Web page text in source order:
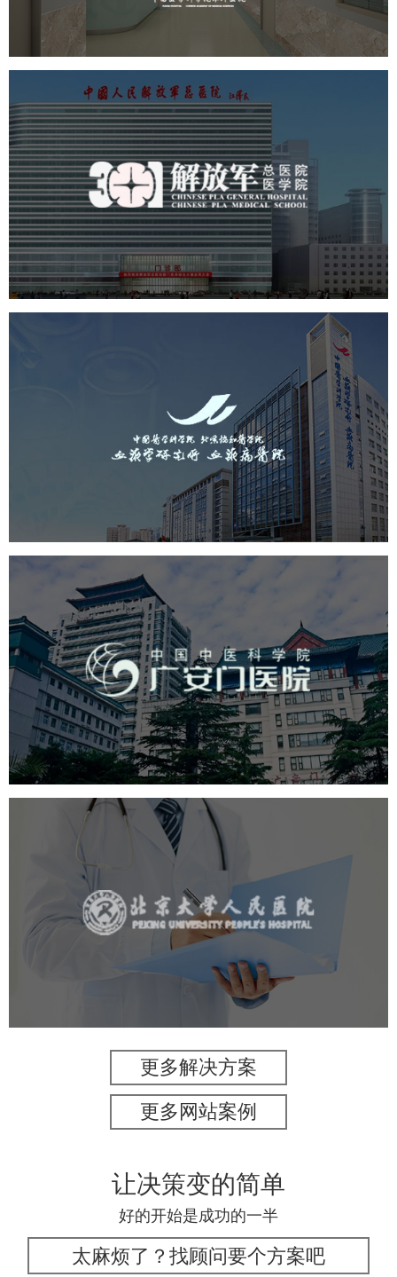
中国人民解放军总医院 301医
院
医药医疗 医院 医院网站建设 定制开发
中国医学科学院血液病医院
（中国医学科学院...
医院网站建设
互联网医院
网站建设 网页设计
广安门医院
医药医疗 医院 医院网站建设
互联网医院
品牌官网
网站建设 网页设计
北京大学人民医院
医院
IT平台整体解决方案
定制开发 网站代运营
更多解决方案
更多网站案例
让决策变的简单
好的开始是成功的一半
太麻烦了？找顾问要个方案吧